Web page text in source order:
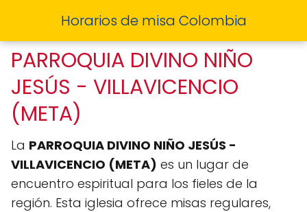
Horarios de misa Colombia
PARROQUIA DIVINO NIÑO
JESÚS - VILLAVICENCIO
(META)
La PARROQUIA DIVINO NIÑO JESÚS -
VILLAVICENCIO (META) es un lugar de
encuentro espiritual para los fieles de la
región. Esta iglesia ofrece misas regulares,